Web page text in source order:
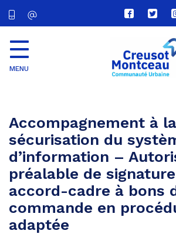
Lien
vers
compte
Facebook
Lien
vers
Twitter
MENU
Accompagnement à la
sécurisation du
d’information –
préalable de signature
accord-cadre à bons
commande en
adaptée